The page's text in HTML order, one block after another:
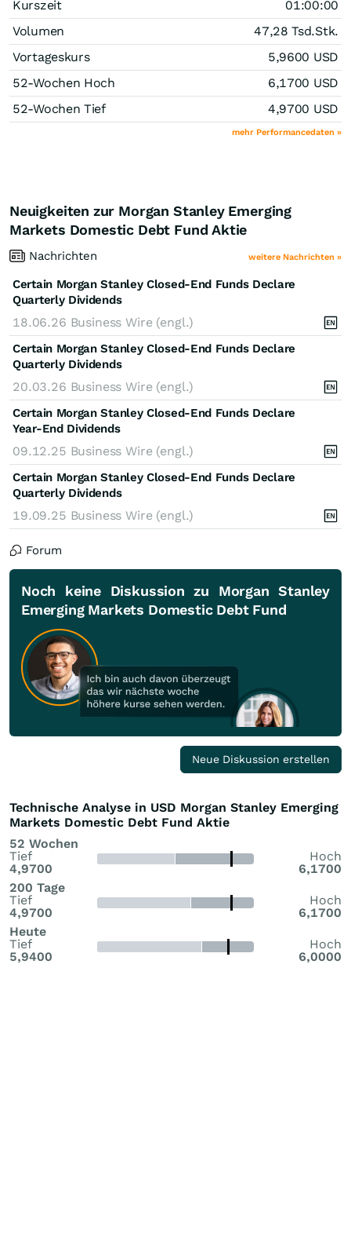
Kurszeit
01:00:00
Volumen
47,28 Tsd.Stk.
Vortageskurs
5,9600 USD
52-Wochen Hoch
6,1700 USD
52-Wochen Tief
4,9700 USD
mehr Performancedaten »
Neuigkeiten zur Morgan Stanley Emerging
Markets Domestic Debt Fund Aktie
Nachrichten weitere Nachrichten »
Certain Morgan Stanley Closed-End Funds Declare
Quarterly Dividends
18.06.26 Business Wire (engl.)
Certain Morgan Stanley Closed-End Funds Declare
Quarterly Dividends
20.03.26 Business Wire (engl.)
Certain Morgan Stanley Closed-End Funds Declare
Year-End Dividends
09.12.25 Business Wire (engl.)
Certain Morgan Stanley Closed-End Funds Declare
Quarterly Dividends
19.09.25 Business Wire (engl.)
Forum
Noch keine Diskussion zu Morgan Stanley
Emerging Markets Domestic Debt Fund
Neue Diskussion erstellen
Technische Analyse in USD Morgan Stanley Emerging
Markets Domestic Debt Fund Aktie
52 Wochen
Tief
4,9700
Hoch
6,1700
200 Tage
Tief
4,9700
Hoch
6,1700
Heute
Tief
5,9400
Hoch
6,0000